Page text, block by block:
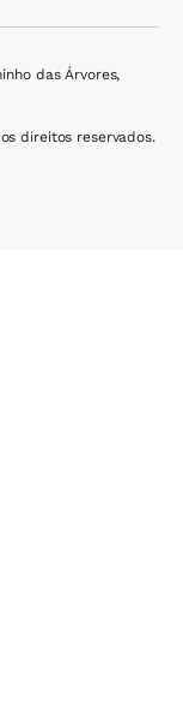
das Árvores,
direitos reservados.